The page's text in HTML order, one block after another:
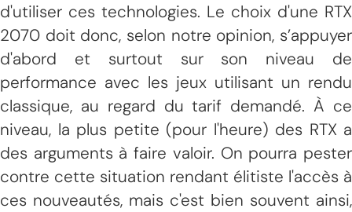
d'utiliser ces technologies. Le choix d'une RTX
2070 doit donc, selon notre opinion, s’appuyer
d'abord et surtout sur son niveau de
performance avec les jeux utilisant un rendu
classique, au regard du tarif demandé. À ce
niveau, la plus petite (pour l'heure) des RTX a
des arguments à faire valoir. On pourra pester
contre cette situation rendant élitiste l'accès à
ces nouveautés, mais c'est bien souvent ainsi,